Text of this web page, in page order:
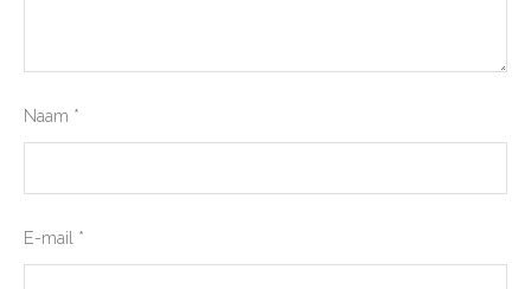
Naam *
E-mail *